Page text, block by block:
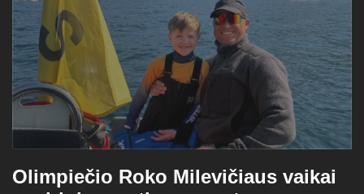
Olimpiečio Roko Milevičiaus vaikai